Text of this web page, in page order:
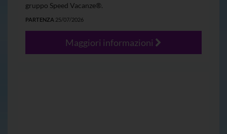
gruppo Speed Vacanze®.
PARTENZA 25/07/2026
Maggiori informazioni